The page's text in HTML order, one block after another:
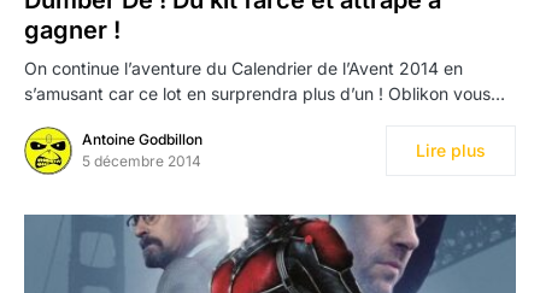
gagner !
On continue l’aventure du Calendrier de l’Avent 2014 en
s’amusant car ce lot en surprendra plus d’un ! Oblikon vous…
Antoine Godbillon
5 décembre 2014
Lire plus